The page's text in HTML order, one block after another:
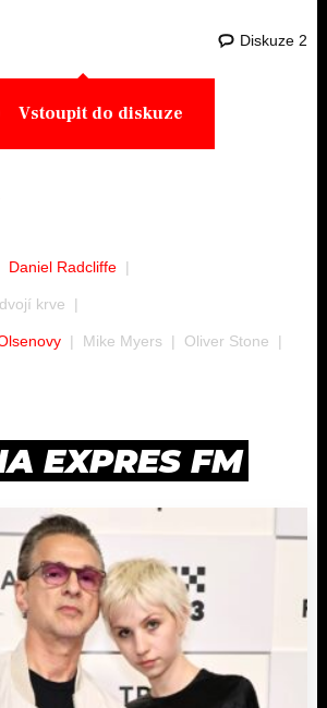
Diskuze 2
Vstoupit do diskuze
Daniel Radcliffe
krve
Mike Myers Oliver Stone
EXPRES FM